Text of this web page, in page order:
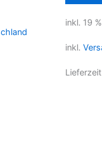
inkl. 19
inkl.